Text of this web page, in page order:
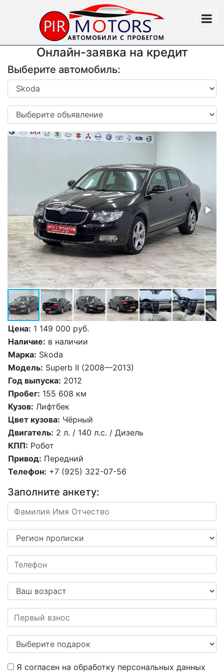
Онлайн-заявка на кредит
Выберите автомобиль:
Цена: 1 149 000 руб.
Наличие: в наличии
Марка: Skoda
Модель: Superb II (2008—2013)
Год выпуска: 2012
Пробег: 155 608 км
Кузов: Лифтбек
Цвет кузова: Чёрный
Двигатель: 2 л. / 140 л.c. / Дизель
КПП: Робот
Привод: Передний
Телефон: +7 (925) 322-07-56
Заполните анкету:
Я согласен на обработку персональных данных